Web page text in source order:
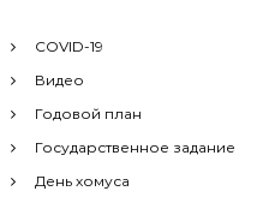
COVID-19
Видео
Годовой план
Государственное задание
День хомуса